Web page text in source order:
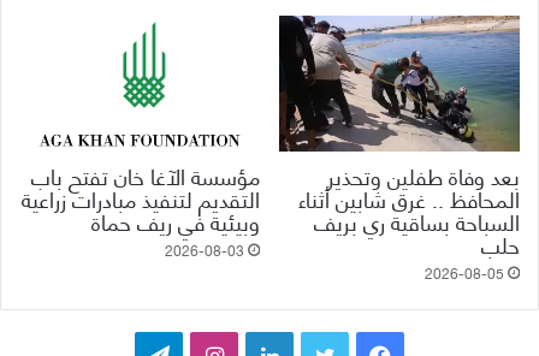
بعد وفاة طفلين وتحذير
المحافظ .. غرق شابين أثناء
السباحة بساقية ري بريف
حلب
2026-08-05
مؤسسة الآغا خان تفتح باب
التقديم لتنفيذ مبادرات زراعية
وبيئية في ريف حماة
2026-08-03